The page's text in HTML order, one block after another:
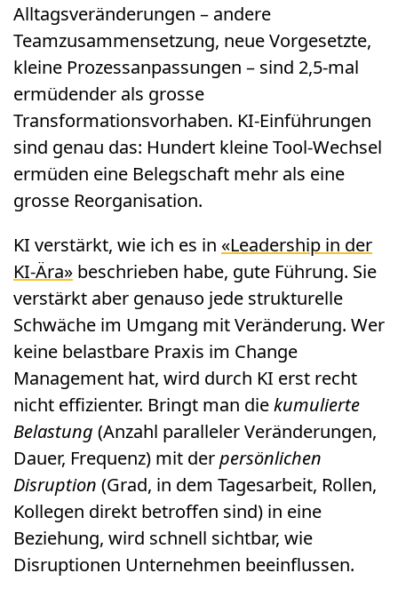
Alltagsveränderungen – andere
Teamzusammensetzung, neue Vorgesetzte,
kleine Prozessanpassungen – sind 2,5-mal
ermüdender als grosse
Transformationsvorhaben. KI-Einführungen
sind genau das: Hundert kleine Tool-Wechsel
ermüden eine Belegschaft mehr als eine
grosse Reorganisation.
KI verstärkt, wie ich es in «Leadership in der
KI-Ära» beschrieben habe, gute Führung. Sie
verstärkt aber genauso jede strukturelle
Schwäche im Umgang mit Veränderung. Wer
keine belastbare Praxis im Change
Management hat, wird durch KI erst recht
nicht effizienter. Bringt man diekumulierte
Belastung (Anzahl paralleler Veränderungen,
Dauer, Frequenz) mit derpersönlichen
Disruption (Grad, in dem Tagesarbeit, Rollen,
Kollegen direkt betroffen sind) in eine
Beziehung, wird schnell sichtbar, wie
Disruptionen Unternehmen beeinflussen.